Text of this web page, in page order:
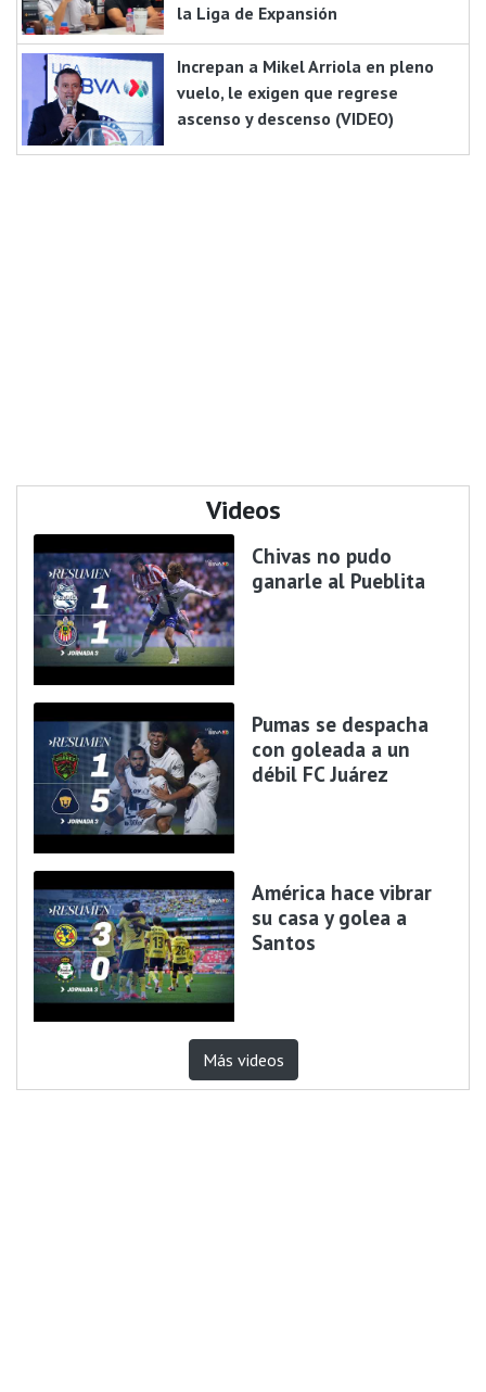
la Liga de Expansión
Increpan a Mikel Arriola en pleno
vuelo, le exigen que regrese
ascenso y descenso (VIDEO)
Videos
Chivas no pudo
ganarle al Pueblita
Pumas se despacha
con goleada a un
débil FC Juárez
América hace vibrar
su casa y golea a
Santos
Más videos